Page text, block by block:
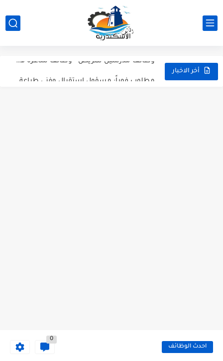
أخر الاخبار
مطلوب مسؤولين مبيعات هاتفية (تيلي سيلز) بالإسكندرية - للشباب والبنات
احدث الوظائف
0